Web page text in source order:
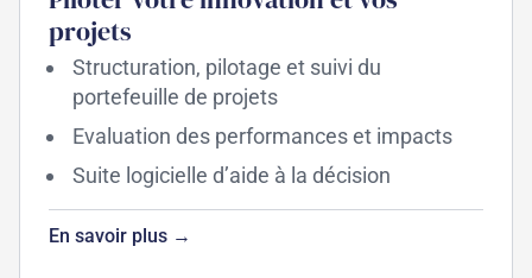
projets
Structuration, pilotage et suivi du
portefeuille de projets
Evaluation des performances et impacts
Suite logicielle d’aide à la décision
En savoir plus →